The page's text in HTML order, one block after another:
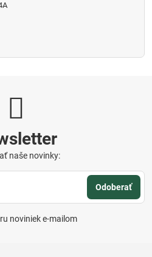
naše novinky:
Odoberať
noviniek e-mailom